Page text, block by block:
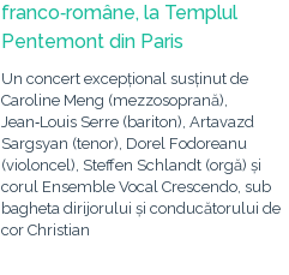
franco‑române, la Templul
Pentemont din Paris
Un concert excepțional susținut de
Caroline Meng (mezzosoprană),
Jean‑Louis Serre (bariton), Artavazd
Sargsyan (tenor), Dorel Fodoreanu
(violoncel), Steffen Schlandt (orgă) și
corul Ensemble Vocal Crescendo, sub
bagheta dirijorului și conducătorului de
cor Christian